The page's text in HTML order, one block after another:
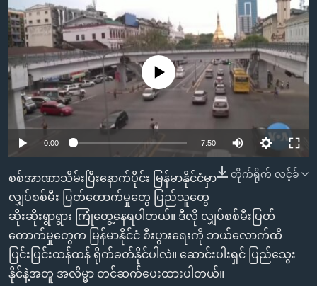
ရန်
ပင်မ
အ
ညွန်း
စာမျက်နှာ
ကျော်
ကြည့်
ရှာဖွေ
ရန်
နေရာ
သို့
ကျော်
ရန်
မကြေးမုံရဲ့ အင်္ဂလိပ်စာ
ရုပ်ရှင်ထဲက အင်္ဂလိပ်စာ
သုတပဒေသာ အင်္ဂလိပ်စာ
ရေဒီယို
တီဗွီ
ရေဒီယိုနှင့်ရုပ်သံ အချက်အလက်များ
ရေဒီယို/တီဗွီအစီအစဉ်
Learning English
ဗွီအိုအေ လူမှုကွန်ယက်များ
ဘာသာစကားများ
No media source currently available
0:00 7:50
တိုက်ရိုက် လင့်ခ်
စစ်အာဏာသိမ်းပြီးနောက်ပိုင်း မြန်မာနိုင်ငံမှာ
လျှပ်စစ်မီး ပြတ်တောက်မှုတွေ ပြည်သူတွေ
ဆိုးဆိုးရွာရွား ကြုံတွေ့နေရပါတယ်။ ဒီလို လျှပ်စစ်မီးပြတ်
တောက်မှုတွေက မြန်မာနိုင်ငံ စီးပွားရေးကို ဘယ်လောက်ထိ
ပြင်းပြင်းထန်ထန် ရိုက်ခတ်နိုင်ပါလဲ။ ဆောင်းပါးရှင် ပြည်သွေး
နိုင်နဲ့အတူ အလိမ္မာ တင်ဆက်ပေးထားပါတယ်။